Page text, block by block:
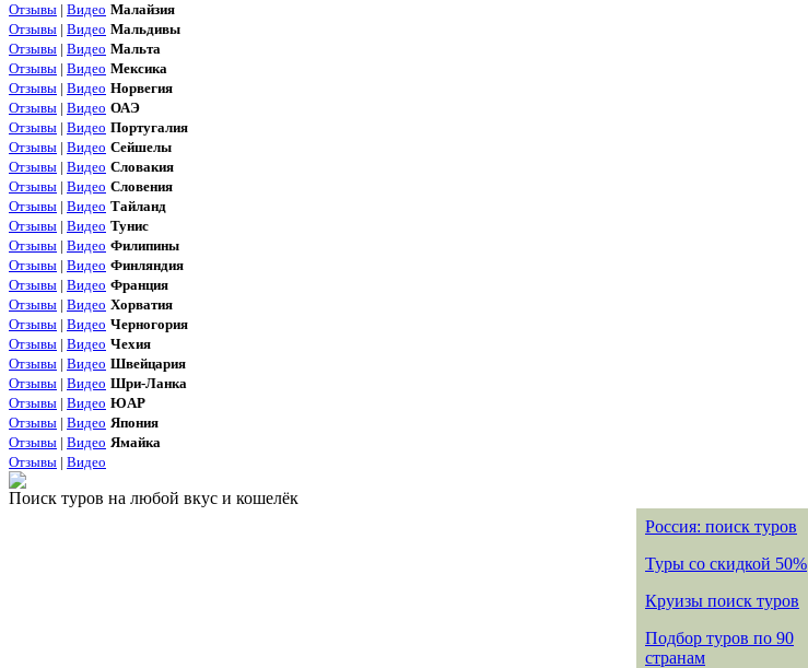
Отзывы | Видео Малайзия
Отзывы | Видео Мальдивы
Отзывы | Видео Мальта
Отзывы | Видео Мексика
Отзывы | Видео Норвегия
Отзывы | Видео ОАЭ
Отзывы | Видео Португалия
Отзывы | Видео Сейшелы
Отзывы | Видео Словакия
Отзывы | Видео Словения
Отзывы | Видео Тайланд
Отзывы | Видео Тунис
Отзывы | Видео Филипины
Отзывы | Видео Финляндия
Отзывы | Видео Франция
Отзывы | Видео Хорватия
Отзывы | Видео Черногория
Отзывы | Видео Чехия
Отзывы | Видео Швейцария
Отзывы | Видео Шри-Ланка
Отзывы | Видео ЮАР
Отзывы | Видео Япония
Отзывы | Видео Ямайка
Отзывы | Видео
Поиск туров на любой вкус и кошелёк
Россия: поиск туров
Туры со скидкой 50%
Круизы поиск туров
Подбор туров по 90
странам